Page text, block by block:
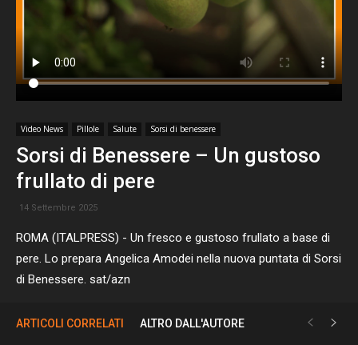
Video News Pillole Salute Sorsi di benessere
Sorsi di Benessere – Un gustoso
frullato di pere
14 Settembre 2025
ROMA (ITALPRESS) - Un fresco e gustoso frullato a base di
pere. Lo prepara Angelica Amodei nella nuova puntata di Sorsi
di Benessere. sat/azn
ARTICOLI CORRELATI ALTRO DALL'AUTORE